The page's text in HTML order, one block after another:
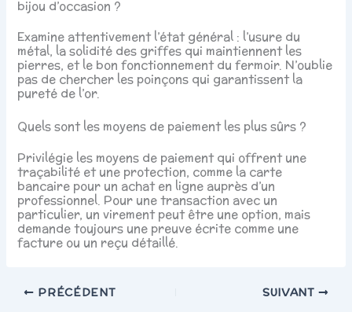
bijou d’occasion ?
Examine attentivement l’état général : l’usure du
métal, la solidité des griffes qui maintiennent les
pierres, et le bon fonctionnement du fermoir. N’oublie
pas de chercher les poinçons qui garantissent la
pureté de l’or.
Quels sont les moyens de paiement les plus sûrs ?
Privilégie les moyens de paiement qui offrent une
traçabilité et une protection, comme la carte
bancaire pour un achat en ligne auprès d’un
professionnel. Pour une transaction avec un
particulier, un virement peut être une option, mais
demande toujours une preuve écrite comme une
facture ou un reçu détaillé.
PRÉCÉDENT SUIVANT